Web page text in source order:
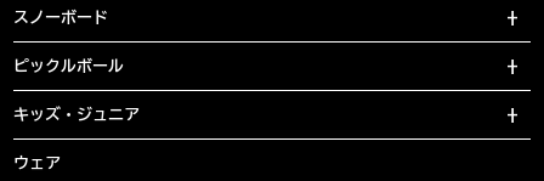
スノーボード
ピックルボール
キッズ・ジュニア
ウェア